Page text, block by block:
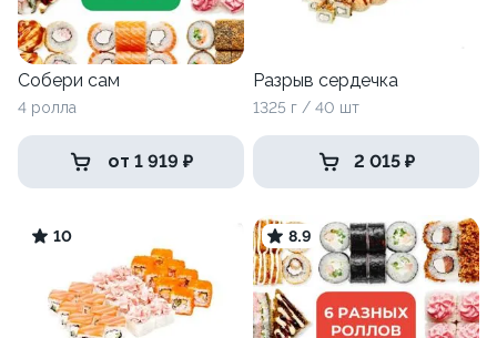
Собери сам
4 ролла
от 1 919 ₽
Разрыв сердечка
1325 г / 40 шт
2 015 ₽
10 8.9